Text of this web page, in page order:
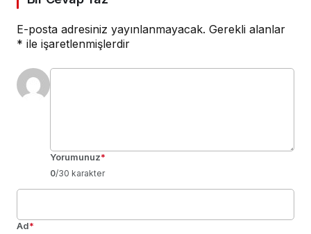
E-posta adresiniz yayınlanmayacak. Gerekli alanlar
* ile işaretlenmişlerdir
Yorumunuz*
0/30 karakter
Ad*